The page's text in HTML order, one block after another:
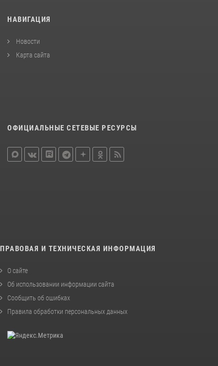
НАВИГАЦИЯ
Новости
Карта сайта
ОФИЦИАЛЬНЫЕ СЕТЕВЫЕ РЕСУРСЫ
ПРАВОВАЯ И ТЕХНИЧЕСКАЯ ИНФОРМАЦИЯ
О сайте
Об использовании информации сайта
Сообщить об ошибках
Правила обработки персональных данных